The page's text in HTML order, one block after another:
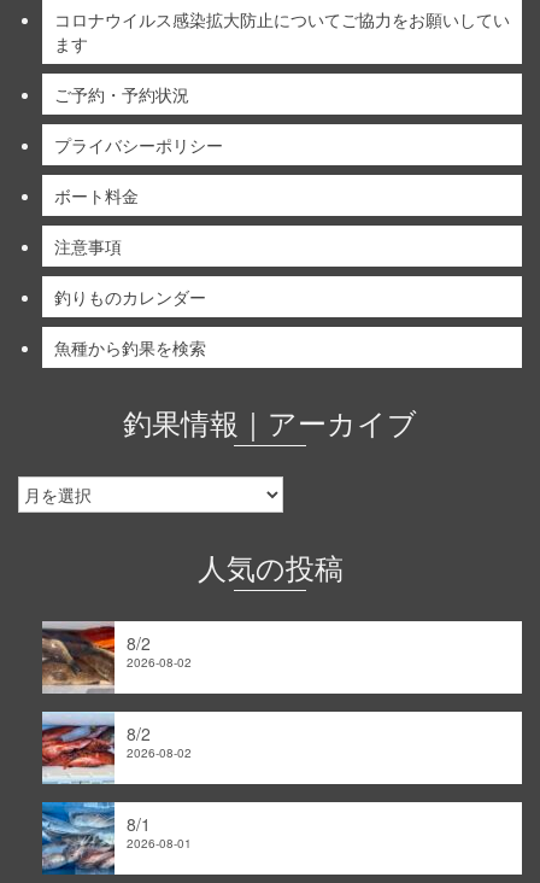
コロナウイルス感染拡大防止についてご協力をお願いしてい
ます
ご予約・予約状況
プライバシーポリシー
ボート料金
注意事項
釣りものカレンダー
魚種から釣果を検索
釣果情報｜アーカイブ
釣
果
人気の投稿
8/2
2026-08-02
8/2
2026-08-02
8/1
2026-08-01